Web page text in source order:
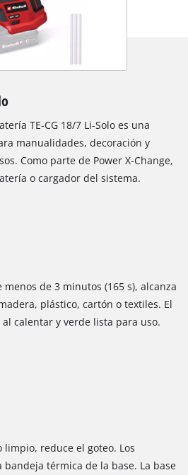
TE-CG 18/7 Li-Solo es una
manualidades, decoración y
Como parte de Power X-Change,
o cargador del sistema.
de 3 minutos (165 s), alcanza
plástico, cartón o textiles. El
calentar y verde lista para uso.
reduce el goteo. Los
bandeja térmica de la base. La base